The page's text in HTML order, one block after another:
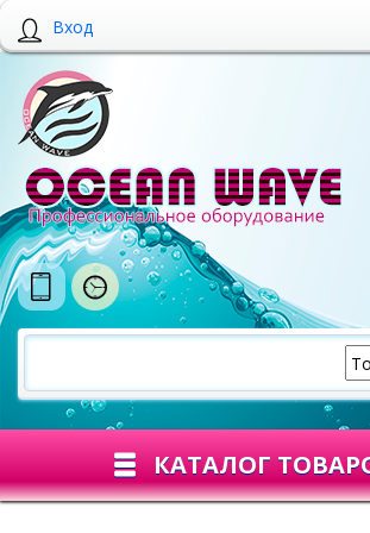
Вход
КАТАЛОГ